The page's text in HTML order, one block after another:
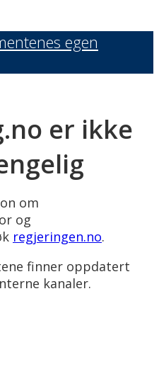
egen
er ikke
om
og
regjeringen.no.
finner oppdatert
kanaler.